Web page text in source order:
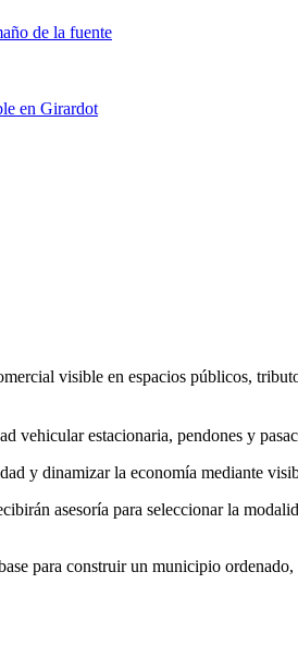
visible en espacios públicos,
vehicular estacionaria, pendones y
y dinamizar la economía mediante
asesoría para seleccionar la
para construir un municipio